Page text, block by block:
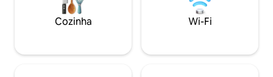
Cozinha Wi-Fi